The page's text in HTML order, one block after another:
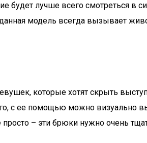
лучше всего смотреться в
модель всегда вызывает
которые хотят скрыть
ее помощью можно визуально
– эти брюки нужно очень